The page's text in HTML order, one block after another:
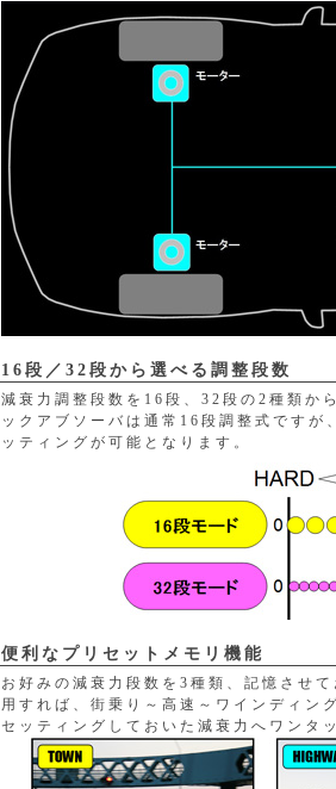
16段／32段から選べる調整段数
減衰力調整段数を16段、32段の2種類か
ックアブソーバは通常16段調整式ですが
ッティングが可能となります。
便利なプリセットメモリ機能
お好みの減衰力段数を3種類、記憶させ
用すれば、街乗り～高速～ワインディン
セッティングしておいた減衰力へワンタ